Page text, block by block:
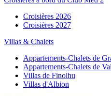
Croisières 2026
Croisières 2027
Villas & Chalets
Appartements-Chalets de
Appartements-Chalets de
Villas de Finolhu
Villas d'Albion